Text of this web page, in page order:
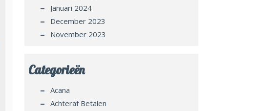
Januari 2024
December 2023
November 2023
Categorieën
Acana
Achteraf Betalen